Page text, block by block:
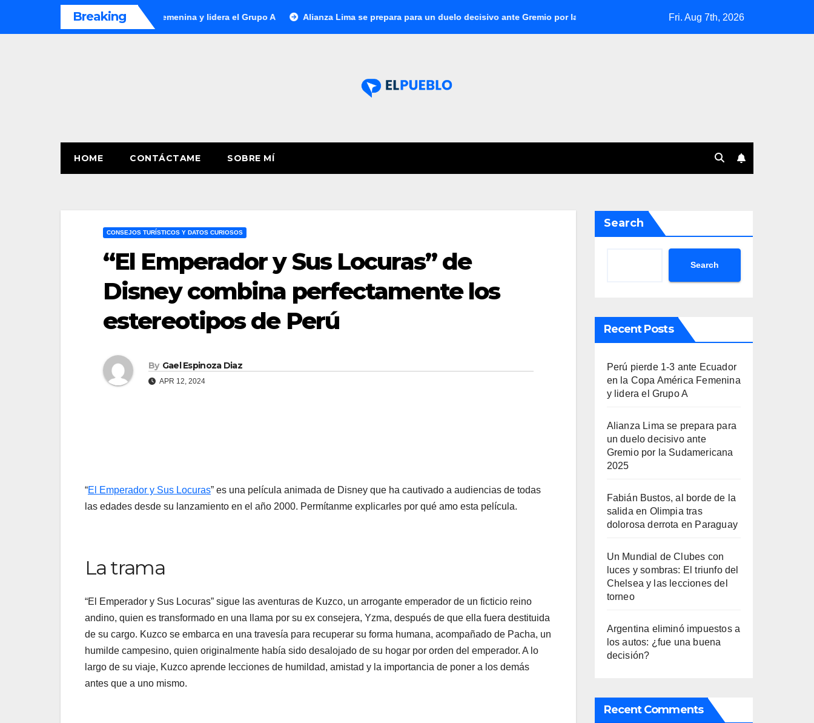
Breaking
en la Copa América Femenina y lidera el Grupo A Alianza Lima se prepara para un duelo decisivo ante Gremio por la Sudamericana 2025 Fabián Bustos, al borde de la salida
Fri. Aug 7th, 2026
HOME CONTÁCTAME SOBRE MÍ
CONSEJOS TURÍSTICOS Y DATOS CURIOSOS
“El Emperador y Sus Locuras” de
Disney combina perfectamente los
estereotipos de Perú
By Gael Espinoza Diaz
APR 12, 2024
“El Emperador y Sus Locuras” es una película animada de Disney que ha cautivado a audiencias de todas
las edades desde su lanzamiento en el año 2000. Permítanme explicarles por qué amo esta película.
La trama
“El Emperador y Sus Locuras” sigue las aventuras de Kuzco, un arrogante emperador de un ficticio reino
andino, quien es transformado en una llama por su ex consejera, Yzma, después de que ella fuera destituida
de su cargo. Kuzco se embarca en una travesía para recuperar su forma humana, acompañado de Pacha, un
humilde campesino, quien originalmente había sido desalojado de su hogar por orden del emperador. A lo
largo de su viaje, Kuzco aprende lecciones de humildad, amistad y la importancia de poner a los demás
antes que a uno mismo.
Search
Search
Recent Posts
Perú pierde 1-3 ante Ecuador
en la Copa América Femenina
y lidera el Grupo A
Alianza Lima se prepara para
un duelo decisivo ante
Gremio por la Sudamericana
2025
Fabián Bustos, al borde de la
salida en Olimpia tras
dolorosa derrota en Paraguay
Un Mundial de Clubes con
luces y sombras: El triunfo del
Chelsea y las lecciones del
torneo
Argentina eliminó impuestos a
los autos: ¿fue una buena
decisión?
Recent Comments